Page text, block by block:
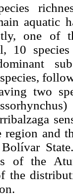
aquatic
one of
10
two
and
of the
the